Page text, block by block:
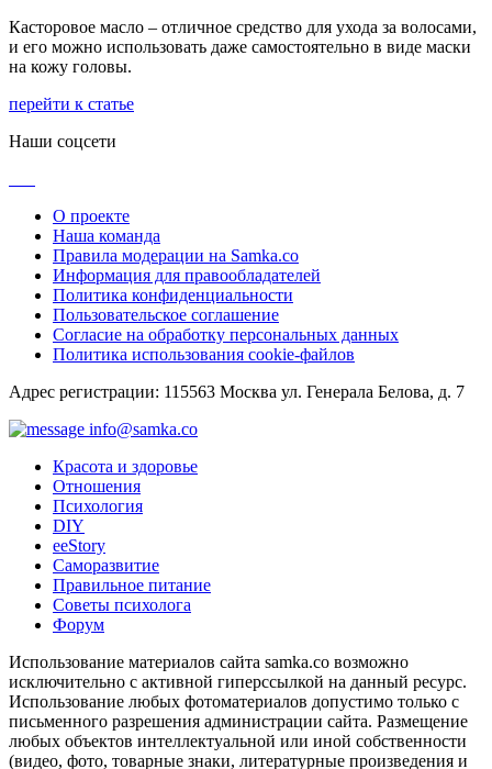
Касторовое масло – отличное средство для ухода за волосами,
и его можно использовать даже самостоятельно в виде маски
на кожу головы.
перейти к статье
Наши соцсети
О проекте
Наша команда
Правила модерации на Samka.co
Информация для правообладателей
Политика конфиденциальности
Пользовательское соглашение
Согласие на обработку персональных данных
Политика использования cookie-файлов
Адрес регистрации: 115563 Москва ул. Генерала Белова, д. 7
info@samka.co
Красота и здоровье
Отношения
Психология
DIY
ееStory
Саморазвитие
Правильное питание
Советы психолога
Форум
Использование материалов сайта samka.co возможно
исключительно с активной гиперссылкой на данный ресурс.
Использование любых фотоматериалов допустимо только с
письменного разрешения администрации сайта. Размещение
любых объектов интеллектуальной или иной собственности
(видео, фото, товарные знаки, литературные произведения и